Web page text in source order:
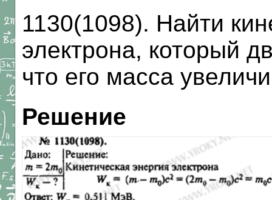
1130(1098). Найти
электрона, который
что его масса
Решение